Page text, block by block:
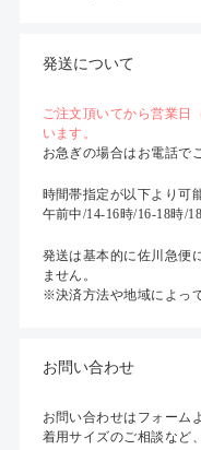
発送について
ご注文頂いてから営業日
います。
お急ぎの場合はお電話で
時間帯指定が以下より可
午前中/14-16時/16-18時/
発送は基本的に佐川急便
ません。
※決済方法や地域によっ
お問い合わせ
お問い合わせはフォーム
着用サイズのご相談など